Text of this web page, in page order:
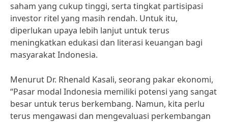
saham yang cukup tinggi, serta tingkat partisipasi
investor ritel yang masih rendah. Untuk itu,
diperlukan upaya lebih lanjut untuk terus
meningkatkan edukasi dan literasi keuangan bagi
masyarakat Indonesia.
Menurut Dr. Rhenald Kasali, seorang pakar ekonomi,
“Pasar modal Indonesia memiliki potensi yang sangat
besar untuk terus berkembang. Namun, kita perlu
terus mengawasi dan mengevaluasi perkembangan